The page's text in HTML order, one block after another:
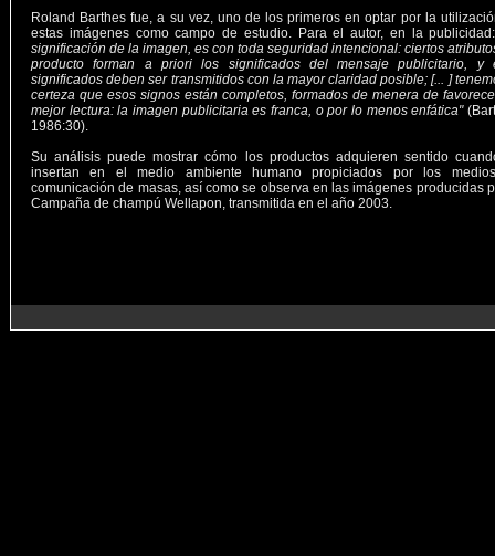
Roland Barthes fue, a su vez, uno de los primeros en optar por la
estas imágenes como campo de estudio. Para el autor, en la
significación de la imagen, es con toda seguridad intencional: ciertos
producto forman a priori los significados del mensaje publicitario, y
significados deben ser transmitidos con la mayor claridad posible; [... ]
certeza que esos signos están completos, formados de menera de
mejor lectura: la imagen publicitaria es franca, o por lo menos enfática"
1986:30).
Su análisis puede mostrar cómo los productos adquieren sentido
insertan en el medio ambiente humano propiciados por los
comunicación de masas, así como se observa en las imágenes producidas
Campaña de champú Wellapon, transmitida en el año 2003.